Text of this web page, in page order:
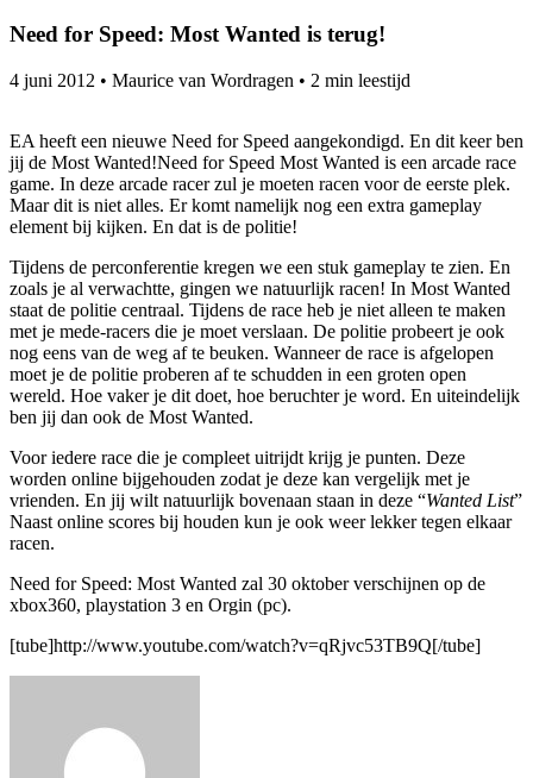
Need for Speed: Most Wanted is terug!
4 juni 2012 • Maurice van Wordragen • 2 min leestijd
EA heeft een nieuwe Need for Speed aangekondigd. En dit keer ben
jij de Most Wanted!Need for Speed Most Wanted is een arcade race
game. In deze arcade racer zul je moeten racen voor de eerste plek.
Maar dit is niet alles. Er komt namelijk nog een extra gameplay
element bij kijken. En dat is de politie!
Tijdens de perconferentie kregen we een stuk gameplay te zien. En
zoals je al verwachtte, gingen we natuurlijk racen! In Most Wanted
staat de politie centraal. Tijdens de race heb je niet alleen te maken
met je mede-racers die je moet verslaan. De politie probeert je ook
nog eens van de weg af te beuken. Wanneer de race is afgelopen
moet je de politie proberen af te schudden in een groten open
wereld. Hoe vaker je dit doet, hoe beruchter je word. En uiteindelijk
ben jij dan ook de Most Wanted.
Voor iedere race die je compleet uitrijdt krijg je punten. Deze
worden online bijgehouden zodat je deze kan vergelijk met je
vrienden. En jij wilt natuurlijk bovenaan staan in deze “Wanted List”
Naast online scores bij houden kun je ook weer lekker tegen elkaar
racen.
Need for Speed: Most Wanted zal 30 oktober verschijnen op de
xbox360, playstation 3 en Orgin (pc).
[tube]http://www.youtube.com/watch?v=qRjvc53TB9Q[/tube]